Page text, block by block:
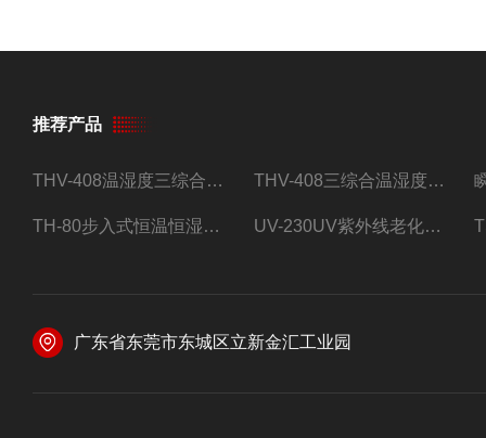
推荐产品
THV-408温湿度三综合试验箱 THV-408三综合温湿度振动试验箱
TH-80步入式恒温恒湿试验房 UV-230UV紫外线老化试验箱
广东省东莞市东城区立新金汇工业园